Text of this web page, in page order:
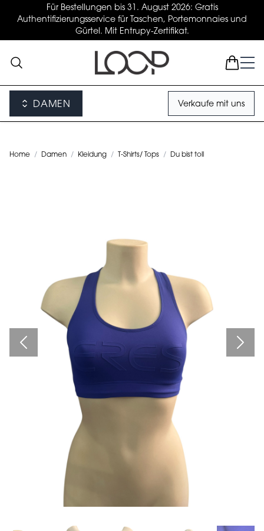
Für Bestellungen bis 31. August 2026: Gratis
Authentifizierungsservice für Taschen, Portemonnaies und
Gürtel. Mit Entrupy-Zertifikat.
DAMEN Verkaufe mit uns
Home / Damen / Kleidung / T-Shirts/ Tops / Du bist toll